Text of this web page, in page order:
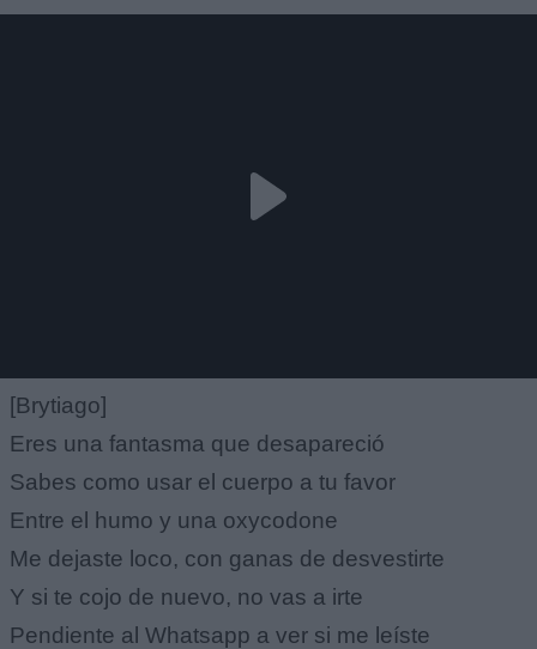
[Brytiago]
Eres una fantasma que desapareció
Sabes como usar el cuerpo a tu favor
Entre el humo y una oxycodone
Me dejaste loco, con ganas de desvestirte
Y si te cojo de nuevo, no vas a irte
Pendiente al Whatsapp a ver si me leíste